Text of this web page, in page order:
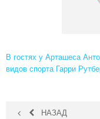
В гостях у Арташеса
видов спорта Гарри
НАЗАД